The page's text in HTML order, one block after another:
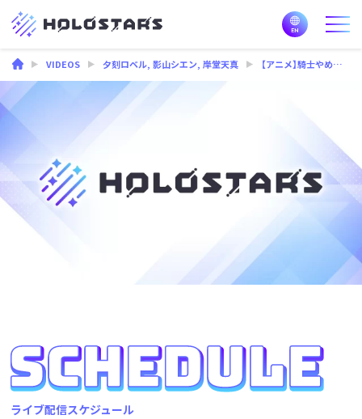
VIDEOS 夕刻ロベル,影山シエン,岸堂天真 【アニメ】騎士やめてマラカス始めました【 #スタこれ 】
ライブ配信スケジュール